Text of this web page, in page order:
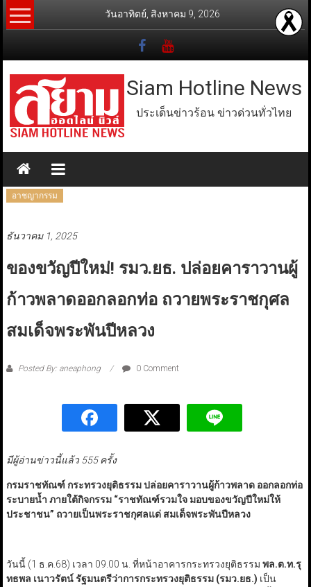
Skip
to
วันอาทิตย์, สิงหาคม 9, 2026
Siam Hotline News
ประเด็นข่าวร้อน ข่าวด่วนทั่วไทย
อาชญากรรม
ธันวาคม 1, 2025
ของขวัญปีใหม่! รมว.ยธ. ปล่อยคาราวานผู้
ก้าวพลาดออกลอกท่อ ถวายพระราชกุศล
สมเด็จพระพันปีหลวง
Posted By: aneaphong 0 Comment
มีผู้อ่านข่าวนี้แล้ว 555 ครั้ง
กรมราชทัณฑ์ กระทรวงยุติธรรม ปล่อยคาราวานผู้ก้าวพลาด ออกลอกท่อ
ระบายน้ำ ภายใต้กิจกรรม “ราชทัณฑ์รวมใจ มอบของขวัญปีใหม่ให้
ประชาชน” ถวายเป็นพระราชกุศลแด่ สมเด็จพระพันปีหลวง
วันนี้ (1 ธ.ค.68) เวลา 09.00 น. ที่หน้าอาคารกระทรวงยุติธรรม พล.ต.ท.รุ
ทธพล เนาวรัตน์ รัฐมนตรีว่าการกระทรวงยุติธรรม (รมว.ยธ.) เป็น